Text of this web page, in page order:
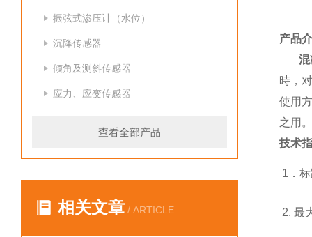
振弦式渗压计（水位）
沉降传感器
倾角及测斜传感器
应力、应变传感器
查看全部产品
相关文章 / ARTICLE
产品
混
時，
使用
之用。
技术
1．
2. 最